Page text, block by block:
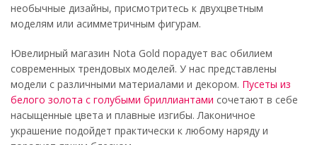
необычные дизайны, присмотритесь к двухцветным
моделям или асимметричным фигурам.
Ювелирный магазин Nota Gold порадует вас обилием
современных трендовых моделей. У нас представлены
модели с различными материалами и декором. Пусеты из
белого золота с голубыми бриллиантами сочетают в себе
насыщенные цвета и плавные изгибы. Лаконичное
украшение подойдет практически к любому наряду и